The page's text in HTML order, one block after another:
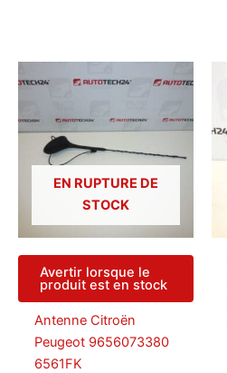
EN RUPTURE DE
STOCK
Avertir lorsque le
produit est en stock
Antenne Citroën
Peugeot 9656073380
6561FK